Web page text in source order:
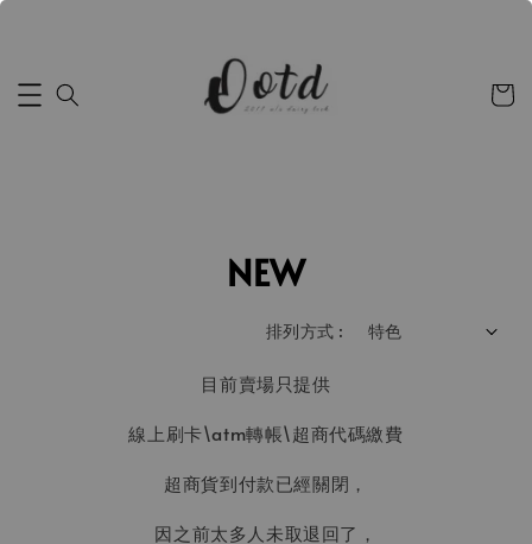
NEW
排列方式 :
目前賣場只提供
線上刷卡\atm轉帳\超商代碼繳費
超商貨到付款已經關閉，
因之前太多人未取退回了，